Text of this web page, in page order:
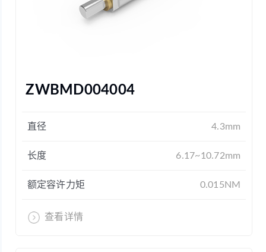
ZWBMD004004
直径 4.3mm
长度 6.17~10.72mm
额定容许力矩 0.015NM
查看详情